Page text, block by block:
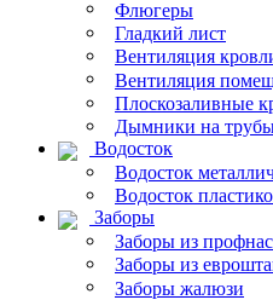
Флюгеры
Гладкий лист
Вентиляция
Вентиляция
Плоскозаливные
Дымники на
Водосток
Водосток
Водосток
Заборы
Заборы из
Заборы из
Заборы жалюзи